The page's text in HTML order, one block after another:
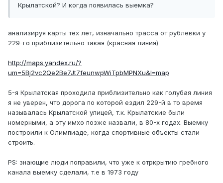
Крылатской? И когда появилась выемка?
анализируя карты тех лет, изначально трасса от рублевки у
229-го приблизительно такая (красная линия)
http://maps.yandex.ru/?
um=5Bj2vc2Qe2Be7Jt7feunwpWiTpbMPNXu&l=map
5-я Крылатская проходила приблизительно как голубая линия
я не уверен, что дорога по которой ездил 229-й в то время
называлась Крылатской улицей, т.к. Крылатские были
номерными, а эту имхо позже назвали, в 80-х годах. Выемку
построили к Олимпиаде, когда спортивные объекты стали
строить.
PS: знающие люди поправили, что уже к отркрытию гребного
канала выемку сделали, т.е в 1973 году